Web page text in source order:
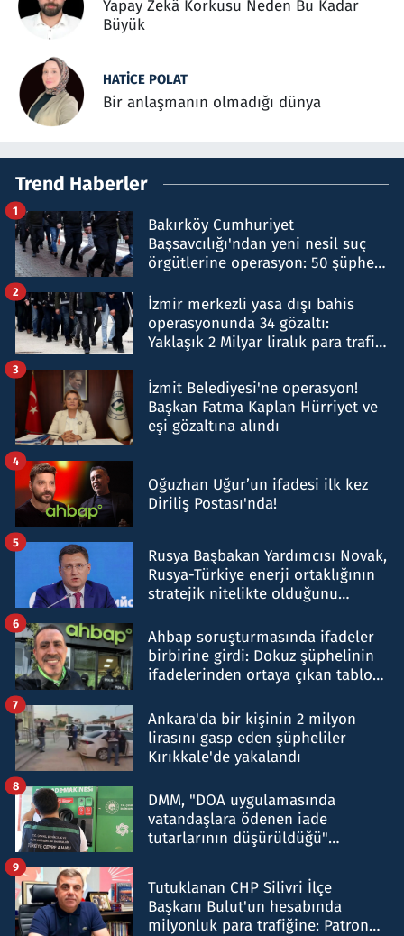
Yapay Zekâ Korkusu Neden Bu Kadar
Büyük
HATICE POLAT
Bir anlaşmanın olmadığı dünya
Trend Haberler
Bakırköy Cumhuriyet
Başsavcılığı'ndan yeni nesil suç
örgütlerine operasyon: 50 şüpheli
1
İzmir merkezli yasa dışı bahis
operasyonunda 34 gözaltı:
Yaklaşık 2 Milyar liralık para trafiği
2
İzmit Belediyesi'ne operasyon!
Başkan Fatma Kaplan Hürriyet ve
eşi gözaltına alındı
3
Oğuzhan Uğur’un ifadesi ilk kez
Diriliş Postası'nda!
4
Rusya Başbakan Yardımcısı Novak,
Rusya-Türkiye enerji ortaklığının
stratejik nitelikte olduğunu
5
Ahbap soruşturmasında ifadeler
birbirine girdi: Dokuz şüphelinin
ifadelerinden ortaya çıkan tablo
6
Ankara'da bir kişinin 2 milyon
lirasını gasp eden şüpheliler
Kırıkkale'de yakalandı
7
DMM, "DOA uygulamasında
vatandaşlara ödenen iade
tutarlarının düşürüldüğü"
8
Tutuklanan CHP Silivri İlçe
Başkanı Bulut'un hesabında
milyonluk para trafiğine: Patron
9